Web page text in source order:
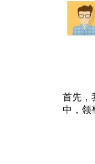
首先，
中，领